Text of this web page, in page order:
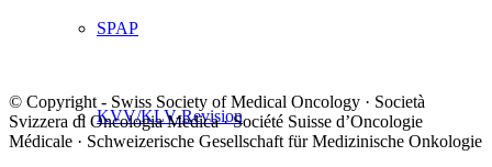
SPAP
KVV/KLV-Revision
© Copyright - Swiss Society of Medical Oncology · Società
Svizzera di Oncologia Medica · Société Suisse d’Oncologie
Médicale · Schweizerische Gesellschaft für Medizinische Onkologie